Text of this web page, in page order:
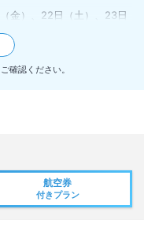
金）、22日（土）、23日
となりますのでご連絡いた
確認ください。
航空券
付きプラン